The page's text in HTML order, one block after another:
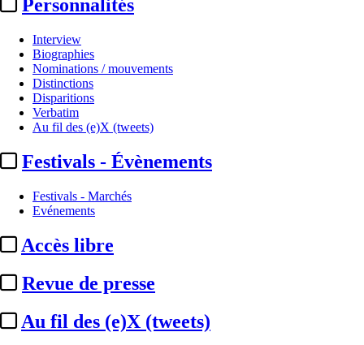
Personnalités
Interview
Biographies
Nominations / mouvements
Distinctions
Disparitions
Verbatim
Au fil des (e)X (tweets)
Festivals - Évènements
Festivals - Marchés
Evénements
Accès libre
Revue de presse
Au fil des (e)X (tweets)
Sommaire
A la Une